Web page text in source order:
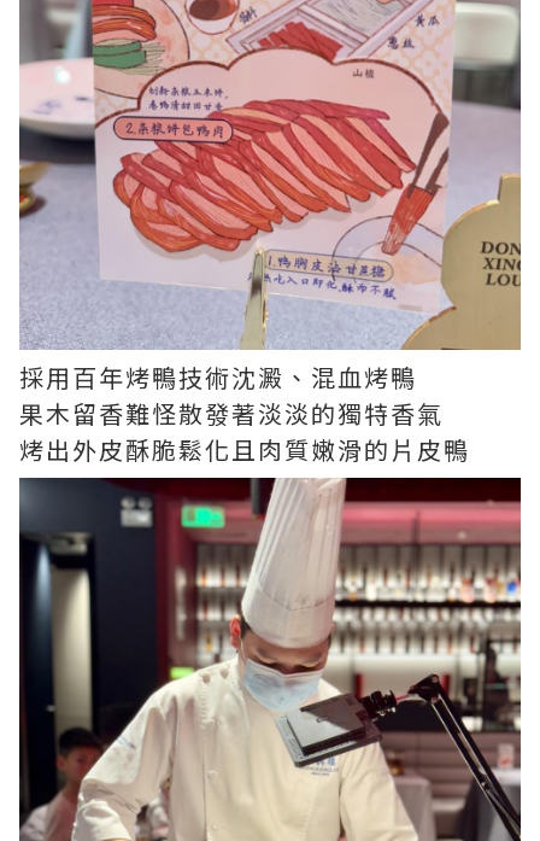
採用百年烤鴨技術沈澱、混血烤鴨
果木留香難怪散發著淡淡的獨特香氣
烤出外皮酥脆鬆化且肉質嫩滑的片皮鴨